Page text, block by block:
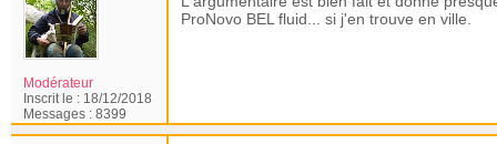
Modérateur
Inscrit le : 18/12/2018
Messages : 8399
ProNovo BEL fluid... si j'en trouve en ville.